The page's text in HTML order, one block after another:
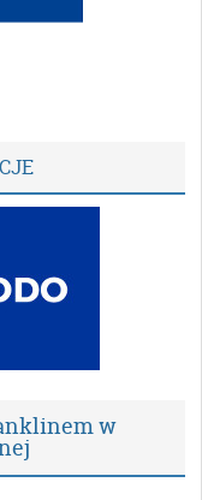
w